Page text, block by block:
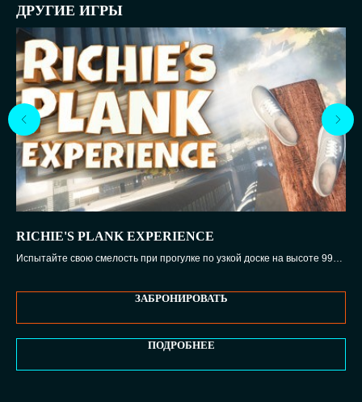
ДРУГИЕ ИГРЫ
RICHIE'S PLANK EXPERIENCE
Испытайте свою смелость при прогулке по узкой доске на высоте 99
ЗАБРОНИРОВАТЬ
ПОДРОБНЕЕ